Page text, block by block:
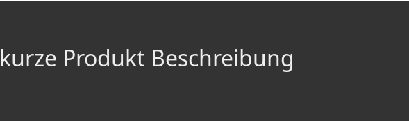
kurze Produkt Beschreibung